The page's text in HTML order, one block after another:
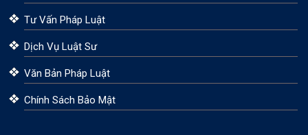
Tư Vấn Pháp Luật
Dịch Vụ Luật Sư
Văn Bản Pháp Luật
Chính Sách Bảo Mật